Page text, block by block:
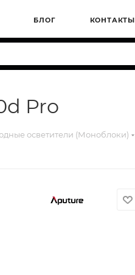
БЛОГ КОНТАКТЫ
Pro
осветители (Моноблоки)